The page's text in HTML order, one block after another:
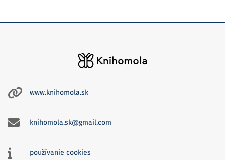
www.knihomola.sk
knihomola.sk@gmail.com
používanie cookies